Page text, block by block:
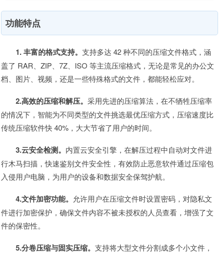
功能特点
1. 丰富的格式支持。 支持多达 42 种不同的压缩文件格式，涵
盖了 RAR、ZIP、7Z、ISO 等主流压缩格式，无论是常见的办公文
档、图片、视频，还是一些特殊格式的文件，都能轻松应对。
2.高效的压缩和解压。 采用先进的压缩算法，在不牺牲压缩率
的情况下，智能为不同类型的文件挑选最优压缩方式，压缩速度比
传统压缩软件快 40%，大大节省了用户的时间。
3.云安全检测。 内置云安全引擎，在解压过程中自动对文件进
行木马扫描，快速鉴别文件安全性，有效防止恶意软件通过压缩包
入侵用户电脑，为用户的设备和数据安全保驾护航。
4.文件加密功能。 允许用户在压缩文件时设置密码，对隐私文
件进行加密保护，确保文件内容不被未授权的人员查看，增强了文
件的保密性。
5.分卷压缩与固实压缩。 支持将大型文件分割成多个小文件，